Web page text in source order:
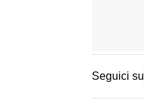
Seguici su